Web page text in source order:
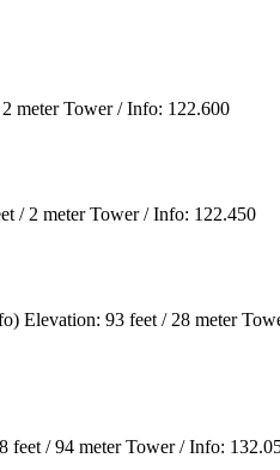
meter Tower / Info: 122.600
/ 2 meter Tower / Info: 122.450
Elevation: 93 feet / 28 meter
/ 94 meter Tower / Info: